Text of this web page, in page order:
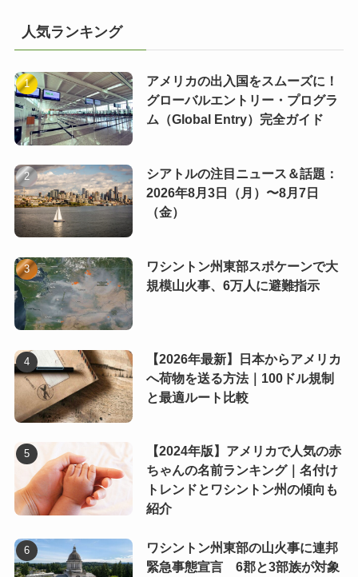
人気ランキング
アメリカの出入国をスムーズに！
グローバルエントリー・プログラ
ム（Global Entry）完全ガイド
シアトルの注目ニュース＆話題：
2026年8月3日（月）〜8月7日
（金）
ワシントン州東部スポケーンで大
規模山火事、6万人に避難指示
【2026年最新】日本からアメリカ
へ荷物を送る方法｜100ドル規制
と最適ルート比較
【2024年版】アメリカで人気の赤
ちゃんの名前ランキング｜名付け
トレンドとワシントン州の傾向も
紹介
ワシントン州東部の山火事に連邦
緊急事態宣言 6郡と3部族が対象